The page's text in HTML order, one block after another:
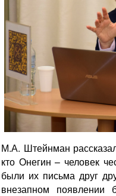
М.А. Штейнман
кто Онегин – человек
были их письма друг
внезапном появлении